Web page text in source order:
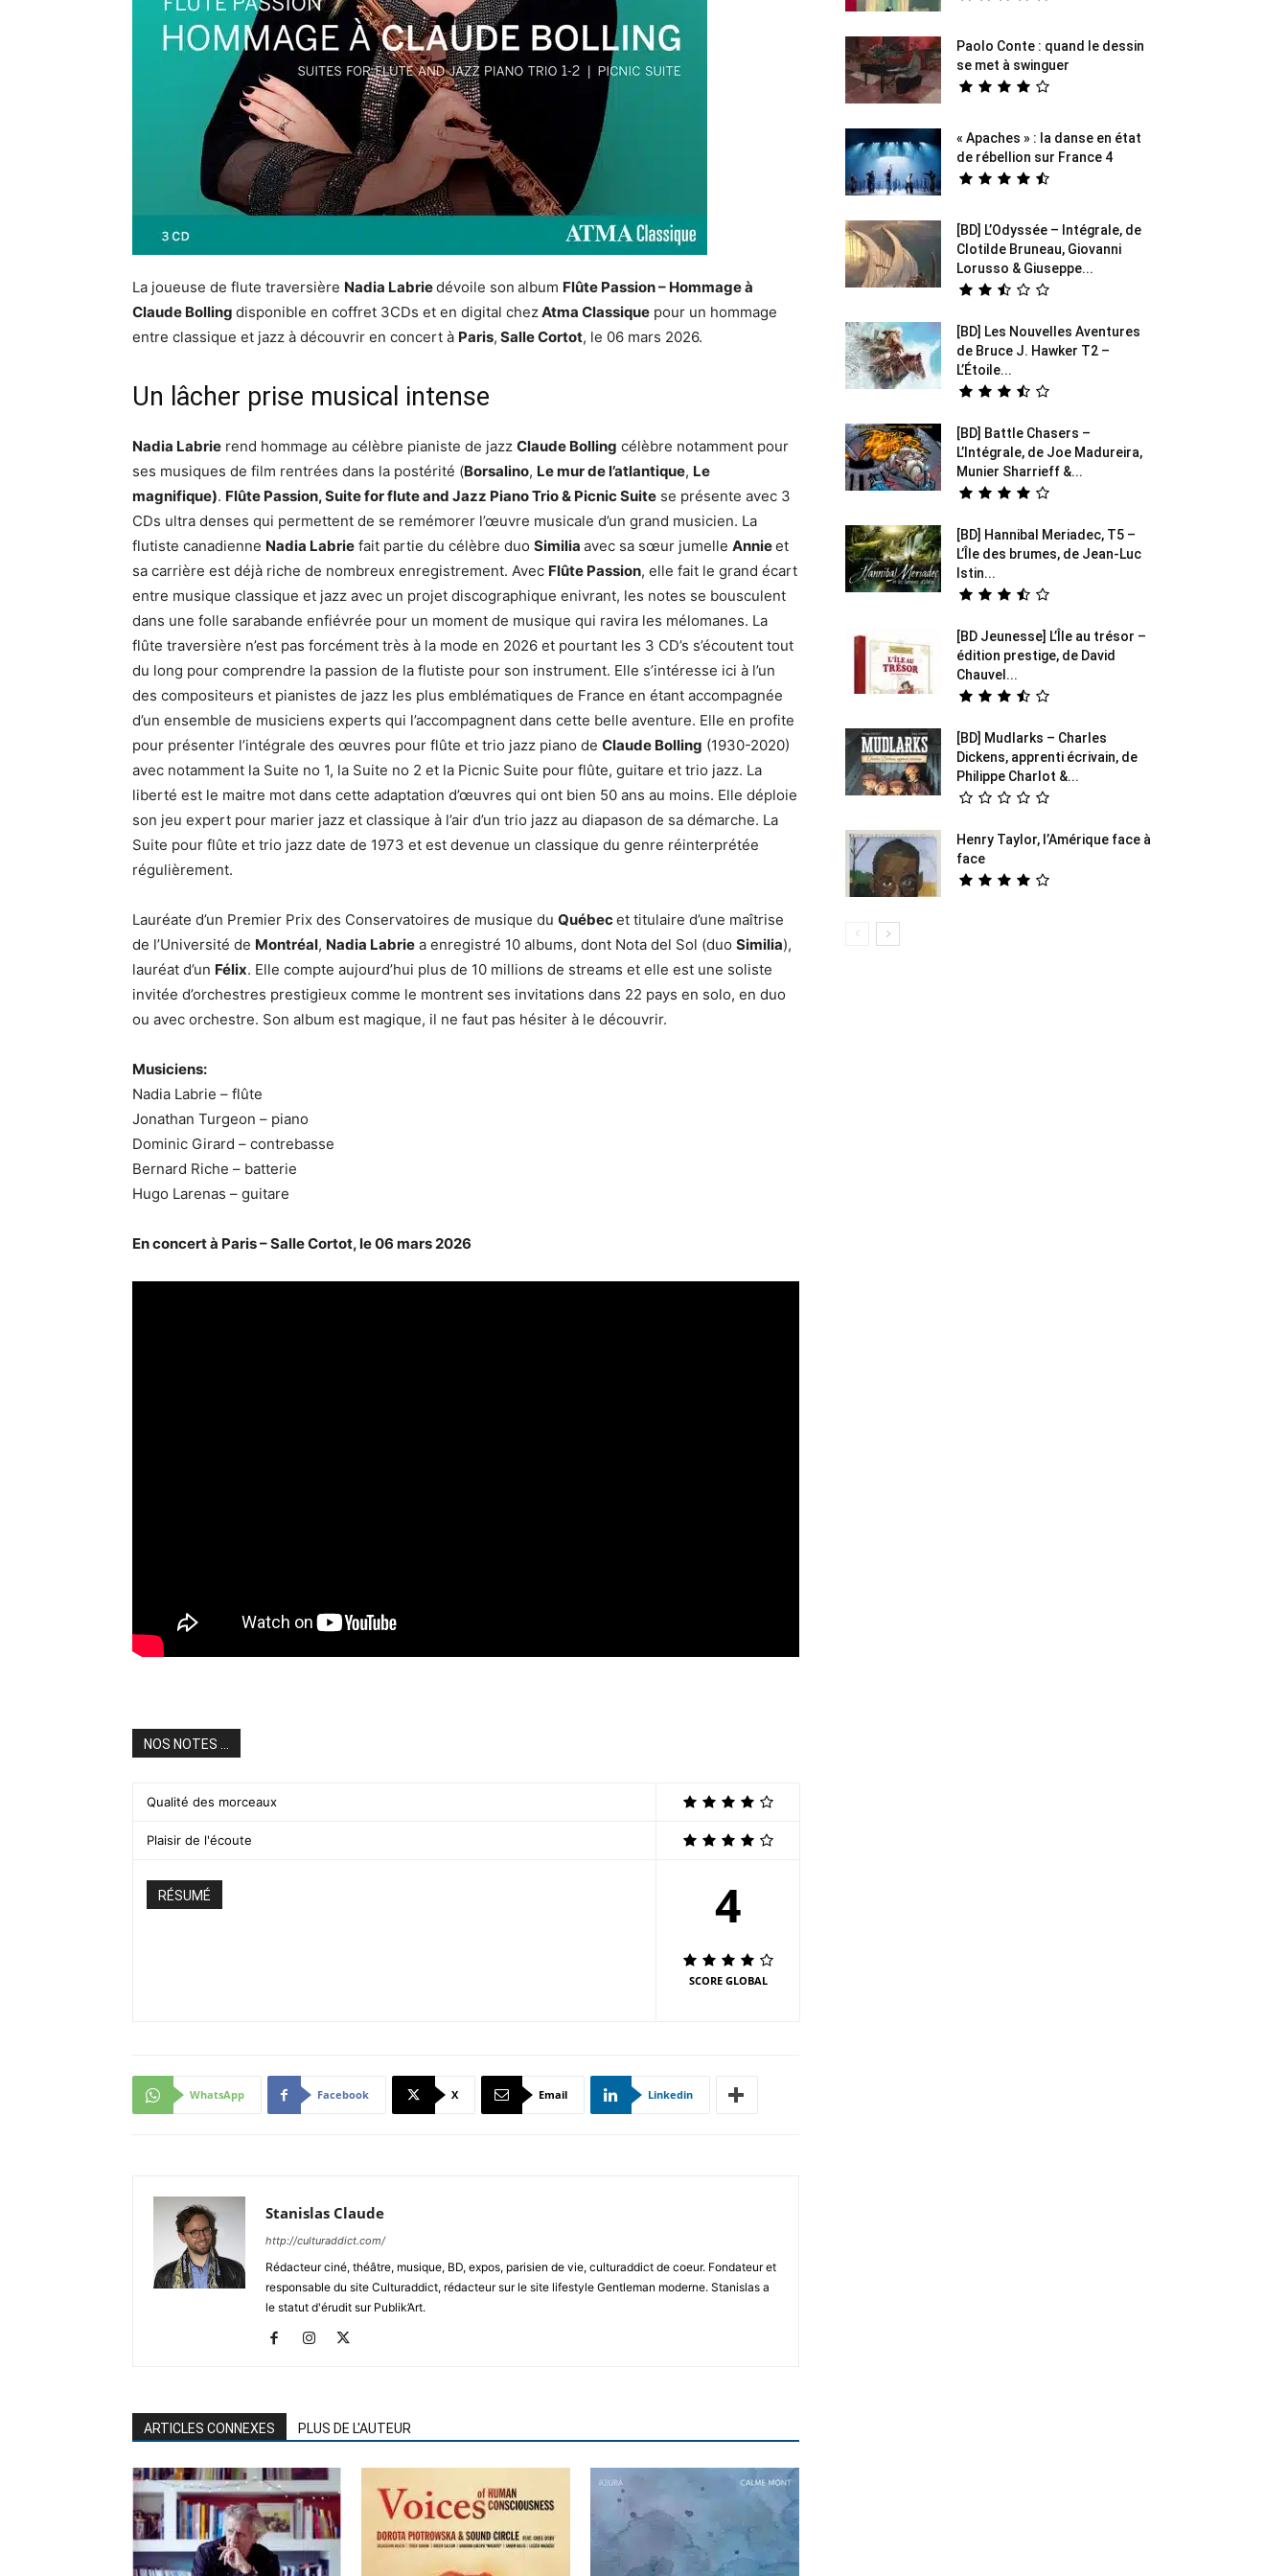
La joueuse de flute traversière Nadia Labriedévoile son album Flûte Passion – Hommage à
Claude Bolling disponible en coffret 3CDs et en digital chezAtma Classique pour un hommage
entre classique et jazz à découvrir en concert à Paris, Salle Cortot, le 06 mars 2026.
Un lâcher prise musical intense
Nadia Labrie rend hommage au célèbre pianiste de jazz Claude Bolling célèbre notamment pour
ses musiques de film rentrées dans la postérité (Borsalino, Le mur de l’atlantique, Le
magnifique). Flûte Passion, Suite for flute and Jazz Piano Trio & Picnic Suite se présente avec 3
CDs ultra denses qui permettent de se remémorer l’œuvre musicale d’un grand musicien. La
flutiste canadienne Nadia Labrie fait partie du célèbre duo Similia avec sa sœur jumelle Annieet
sa carrière est déjà riche de nombreux enregistrement. Avec Flûte Passion, elle fait le grand écart
entre musique classique et jazz avec un projet discographique enivrant, les notes se bousculent
dans une folle sarabande enfiévrée pour un moment de musique qui ravira les mélomanes. La
flûte traversière n’est pas forcément très à la mode en 2026 et pourtant les 3 CD’s s’écoutent tout
du long pour comprendre la passion de la flutiste pour son instrument. Elle s’intéresse ici à l’un
des compositeurs et pianistes de jazz les plus emblématiques de France en étant accompagnée
d’un ensemble de musiciens experts qui l’accompagnent dans cette belle aventure. Elle en profite
pour présenter l’intégrale des œuvres pour flûte et trio jazz piano de Claude Bolling (1930-2020)
avec notamment la Suite no 1, la Suite no 2 et la Picnic Suite pour flûte, guitare et trio jazz. La
liberté est le maitre mot dans cette adaptation d’œuvres qui ont bien 50 ans au moins. Elle déploie
son jeu expert pour marier jazz et classique à l’air d’un trio jazz au diapason de sa démarche. La
Suite pour flûte et trio jazz date de 1973 et est devenue un classique du genre réinterprétée
régulièrement.
Lauréate d’un Premier Prix des Conservatoires de musique du Québecet titulaire d’une maîtrise
de l’Université de Montréal, Nadia Labrie a enregistré 10 albums, dont Nota del Sol (duo Similia),
lauréat d’un Félix. Elle compte aujourd’hui plus de 10 millions de streams et elle est une soliste
invitée d’orchestres prestigieux comme le montrent ses invitations dans 22 pays en solo, en duo
ou avec orchestre. Son album est magique, il ne faut pas hésiter à le découvrir.
Musiciens:
Nadia Labrie – flûte
Jonathan Turgeon – piano
Dominic Girard – contrebasse
Bernard Riche – batterie
Hugo Larenas – guitare
En concert à Paris – Salle Cortot, le 06 mars 2026
NOS NOTES ...
Qualité des morceaux
Plaisir de l'écoute
RÉSUMÉ 4
SCORE GLOBAL
WhatsApp Facebook X Email Linkedin
Stanislas Claude
http://culturaddict.com/
Rédacteur ciné, théâtre, musique, BD, expos, parisien de vie, culturaddict de coeur. Fondateur et
responsable du site Culturaddict, rédacteur sur le site lifestyle Gentleman moderne. Stanislas a
le statut d'érudit sur Publik’Art.
ARTICLES CONNEXES PLUS DE L'AUTEUR
Paolo Conte : quand le dessin
se met à swinguer
« Apaches » : la danse en état
de rébellion sur France 4
[BD] L’Odyssée – Intégrale, de
Clotilde Bruneau, Giovanni
Lorusso & Giuseppe...
[BD] Les Nouvelles Aventures
de Bruce J. Hawker T2 –
L’Étoile...
[BD] Battle Chasers –
L’Intégrale, de Joe Madureira,
Munier Sharrieff &...
[BD] Hannibal Meriadec, T5 –
L’Île des brumes, de Jean-Luc
Istin...
[BD Jeunesse] L’Île au trésor –
édition prestige, de David
Chauvel...
[BD] Mudlarks – Charles
Dickens, apprenti écrivain, de
Philippe Charlot &...
Henry Taylor, l’Amérique face à
face